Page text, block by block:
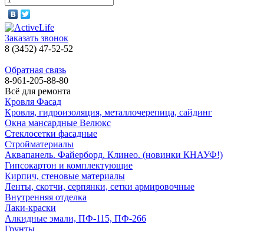
Заказать звонок
8 (3452) 47-52-52
Обратная связь
8-961-205-88-80
Всё для ремонта
Кровля Фасад
Кровля, гидроизоляция, металлочерепица, сайдинг
Окна мансардные Велюкс
Стеклосетки фасадные
Стройматериалы
Аквапанель. Файерборд. Клинео. (новинки КНАУФ!)
Гипсокартон и комплектующие
Кирпич, стеновые материалы
Ленты, скотчи, серпянки, сетки армировочные
Внутренняя отделка
Лаки-краски
Алкидные эмали, ПФ-115, ПФ-266
Грунты